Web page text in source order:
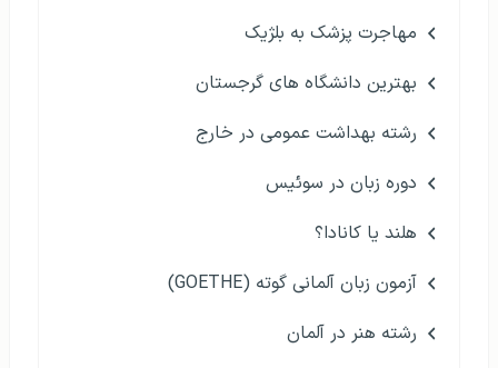
مهاجرت پزشک به بلژیک
بهترین دانشگاه های گرجستان
رشته بهداشت عمومی در خارج
دوره زبان در سوئیس
هلند یا کانادا؟
آزمون زبان آلمانی گوته (GOETHE)
رشته هنر در آلمان